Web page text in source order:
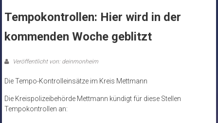
Tempokontrollen: Hier wird in der
kommenden Woche geblitzt
Veröffentlicht von: deinmonheim
Die Tempo-Kontrolleinsätze im Kreis Mettmann
Die Kreispolizeibehörde Mettmann kündigt für diese Stellen
Tempokontrollen an: